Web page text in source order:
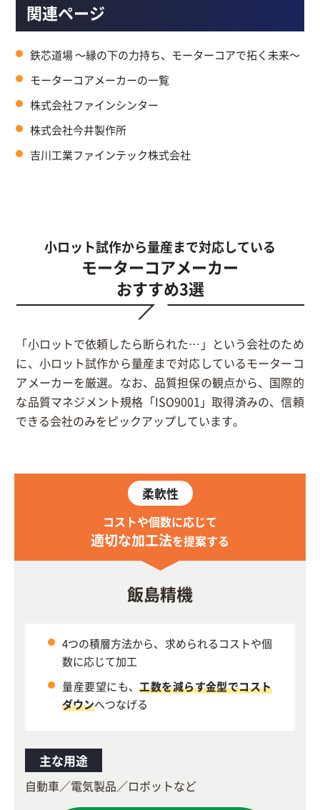
関連ページ
鉄芯道場 ～縁の下の力持ち、モーターコアで拓く未来～
モーターコアメーカーの一覧
株式会社ファインシンター
株式会社今井製作所
吉川工業ファインテック株式会社
小ロット試作から量産まで対応している
モーターコアメーカー
おすすめ3選
「小ロットで依頼したら断られた…」という会社のため
に、小ロット試作から量産まで対応しているモーターコ
アメーカーを厳選。なお、品質担保の観点から、国際的
な品質マネジメント規格「ISO9001」取得済みの、信頼
できる会社のみをピックアップしています。
柔軟性
コストや個数に応じて
適切な加工法を提案する
飯島精機
4つの積層方法から、求められるコストや個
数に応じて加工
量産要望にも、工数を減らす金型でコスト
ダウンへつなげる
主な用途
自動車／電気製品／ロボットなど